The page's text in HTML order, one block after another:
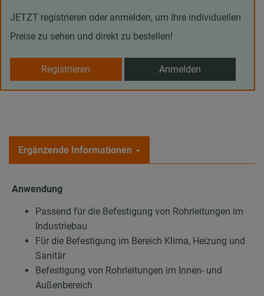
JETZT registrieren oder anmelden, um Ihre individuellen
Preise zu sehen und direkt zu bestellen!
Registrieren Anmelden
Ergänzende Informationen
Anwendung
Passend für die Befestigung von Rohrleitungen im
Industriebau
Für die Befestigung im Bereich Klima, Heizung und
Sanitär
Befestigung von Rohrleitungen im Innen- und
Außenbereich